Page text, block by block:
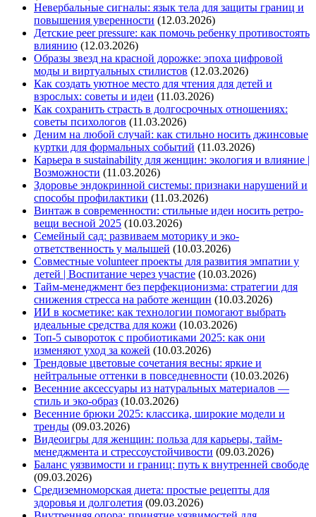
Невербальные сигналы: язык тела для защиты границ и
повышения уверенности (12.03.2026)
Детские peer pressure: как помочь ребенку противостоять
влиянию (12.03.2026)
Образы звезд на красной дорожке: эпоха цифровой
моды и виртуальных стилистов (12.03.2026)
Как создать уютное место для чтения для детей и
взрослых: советы и идеи (11.03.2026)
Как сохранить страсть в долгосрочных отношениях:
советы психологов (11.03.2026)
Деним на любой случай: как стильно носить джинсовые
куртки для формальных событий (11.03.2026)
Карьера в sustainability для женщин: экология и влияние |
Возможности (11.03.2026)
Здоровье эндокринной системы: признаки нарушений и
способы профилактики (11.03.2026)
Винтаж в современности: стильные идеи носить ретро-
вещи весной 2025 (10.03.2026)
Семейный сад: развиваем моторику и эко-
ответственность у малышей (10.03.2026)
Совместные volunteer проекты для развития эмпатии у
детей | Воспитание через участие (10.03.2026)
Тайм-менеджмент без перфекционизма: стратегии для
снижения стресса на работе женщин (10.03.2026)
ИИ в косметике: как технологии помогают выбрать
идеальные средства для кожи (10.03.2026)
Топ-5 сывороток с пробиотиками 2025: как они
изменяют уход за кожей (10.03.2026)
Трендовые цветовые сочетания весны: яркие и
нейтральные оттенки в повседневности (10.03.2026)
Весенние аксессуары из натуральных материалов —
стиль и эко-образ (10.03.2026)
Весенние брюки 2025: классика, широкие модели и
тренды (09.03.2026)
Видеоигры для женщин: польза для карьеры, тайм-
менеджмента и стрессоустойчивости (09.03.2026)
Баланс уязвимости и границ: путь к внутренней свободе
(09.03.2026)
Средиземноморская диета: простые рецепты для
здоровья и долголетия (09.03.2026)